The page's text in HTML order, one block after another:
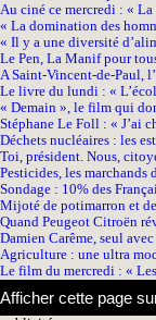
Au ciné ce mercredi : «
« La domination des
« Il y a une diversité
Le Pen, La Manif pour
A Saint-Vincent-de-Paul,
Le livre du lundi : «
« Demain », le film qui
Stéphane Le Foll : « J’ai
Déchets nucléaires : les
Toi, président. Nous,
Pesticides, les marchands
Sondage : 10% des
Mijoté de potimarron et
Quand Peugeot Citroën
Damien Carême, seul
Agriculture : une ultra
Le film du mercredi : «
Afficher cette page